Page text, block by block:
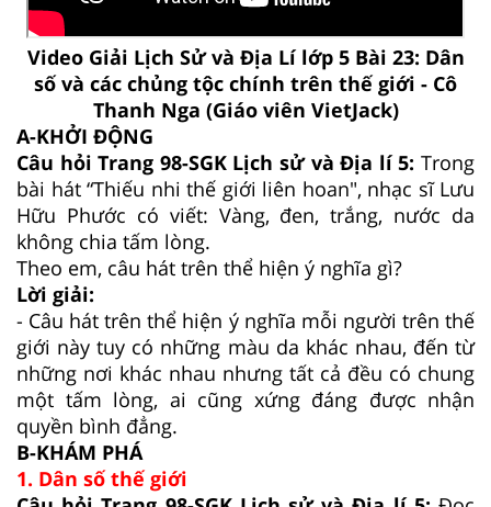
Video Giải Lịch Sử và Địa Lí lớp 5 Bài 23: Dân
số và các chủng tộc chính trên thế giới - Cô
Thanh Nga (Giáo viên VietJack)
A-KHỞI ĐỘNG
Câu hỏi Trang 98-SGK Lịch sử và Địa lí 5: Trong
bài hát “Thiếu nhi thế giới liên hoan", nhạc sĩ Lưu
Hữu Phước có viết: Vàng, đen, trắng, nước da
không chia tấm lòng.
Theo em, câu hát trên thể hiện ý nghĩa gì?
Lời giải:
- Câu hát trên thể hiện ý nghĩa mỗi người trên thế
giới này tuy có những màu da khác nhau, đến từ
những nơi khác nhau nhưng tất cả đều có chung
một tấm lòng, ai cũng xứng đáng được nhận
quyền bình đẳng.
B-KHÁM PHÁ
1. Dân số thế giới